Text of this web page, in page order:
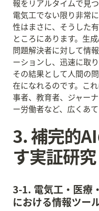
報をリアルタイムで見
電気工でない限り非常
性はまさに、そうした
ところにあります。生
問題解決者に対して情
ーションし、迅速に取
その結果として人間の
在になれるのです。こ
事者、教育者、ジャー
ー労働者など、広くあて
3. 補完的
す実証研究
3-1. 電気工・医療
における情報ツー